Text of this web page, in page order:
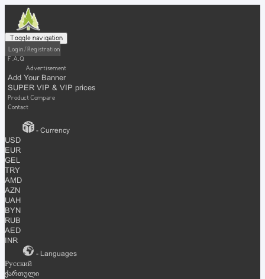
Toggle navigation
Login / Registration
F.A.Q
Advertisement
Add Your Banner
SUPER VIP & VIP prices
Product Compare
Contact
- Currency
USD
EUR
GEL
TRY
AMD
AZN
UAH
BYN
RUB
AED
INR
- Languages
Русский
ქართული